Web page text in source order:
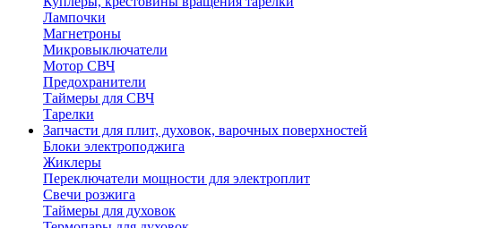
Лампочки
Магнетроны
Микровыключатели
Мотор СВЧ
Предохранители
Таймеры для СВЧ
Тарелки
Запчасти для плит, духовок, варочных поверхностей
Блоки электроподжига
Жиклеры
Переключатели мощности для электроплит
Свечи розжига
Таймеры для духовок